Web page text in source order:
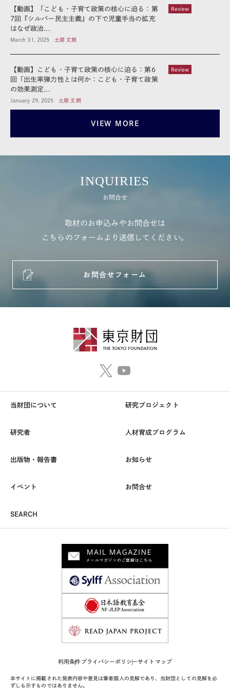
Review
【動画】「こども・子育て政策の核心に迫る：第
7回『シルバー民主主義』の下で児童手当の拡充
はなぜ政治...
March 31, 2025 土居 丈朗
Review
【動画】こども・子育て政策の核心に迫る：第6
回「出⽣率弾⼒性とは何か：こども・⼦育て政策
の効果測定...
January 29, 2025 土居 丈朗
VIEW MORE
INQUIRIES
お問合せ
取材のお申込みやお問合せは
こちらのフォームより送信してください。
お問合せフォーム
当財団について 研究プロジェクト
研究者 人材育成プログラム
出版物・報告書 お知らせ
イベント お問合せ
SEARCH
利用条件プライバシーポリシーサイトマップ
本サイトに掲載された発表内容や意見は筆者個人の見解であり、当財団としての見解を必
ずしも示すものではありません。